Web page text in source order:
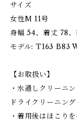
サイズ
女性M 11号
身幅 54、着丈 78
モデル: T163 B83
【お取扱い】
・水通しクリーニ
ドライクリーニン
・着用後はほこり